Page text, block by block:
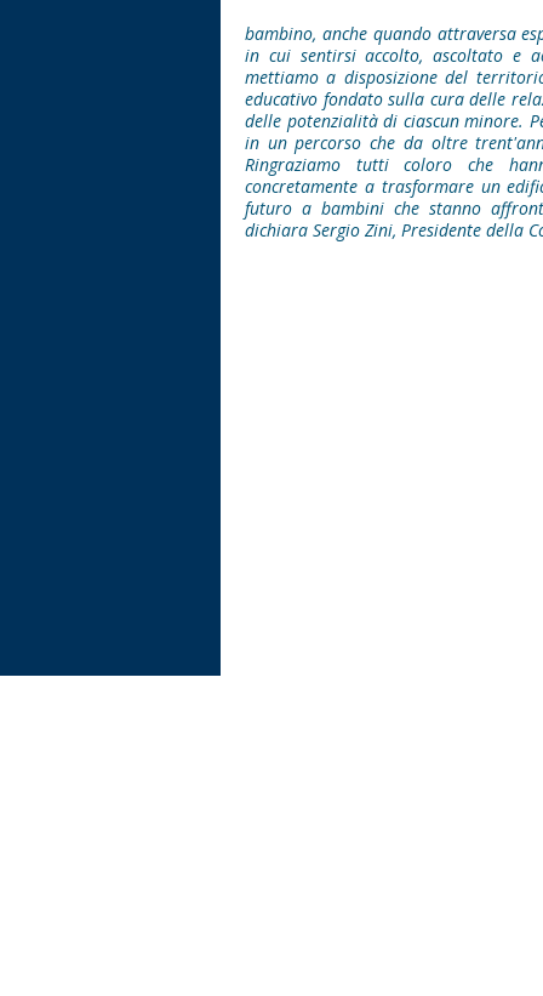
bambino, anche quando attraversa
in cui sentirsi accolto, ascoltato e
mettiamo a disposizione del
educativo fondato sulla cura delle
delle potenzialità di ciascun minore.
in un percorso che da oltre
Ringraziamo tutti coloro che
concretamente a trasformare un
futuro a bambini che stanno
dichiara Sergio Zini, Presidente della